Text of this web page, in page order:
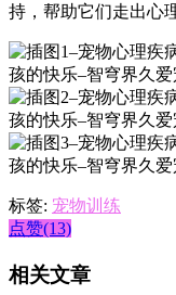
持，帮助它们走出心
标签: 宠物训练
点赞(13)
相关文章